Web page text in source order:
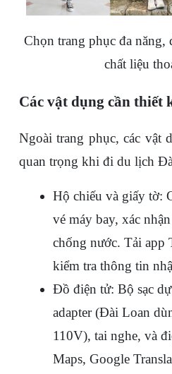
Chọn trang phục đa năng,
chất liệu
Các vật dụng cần thiết
Ngoài trang phục, các vật
quan trọng khi đi du lịch
Hộ chiếu và giấy tờ:
vé máy bay, xác
chống nước. Tải app
kiểm tra thông tin
Đồ điện tử: Bộ sạc
adapter (Đài Loan
110V), tai nghe, và
Maps, Google